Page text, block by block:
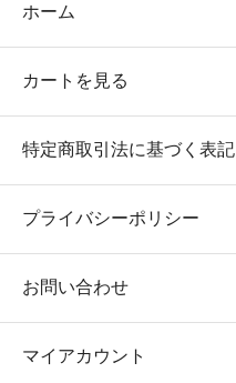
ホーム
カートを見る
特定商取引法に基づく表記
プライバシーポリシー
お問い合わせ
マイアカウント